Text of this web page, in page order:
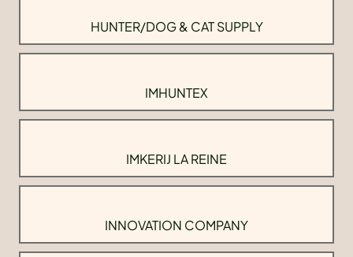
HUNTER/DOG & CAT SUPPLY
IMHUNTEX
IMKERIJ LA REINE
INNOVATION COMPANY